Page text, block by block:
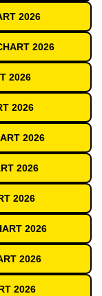
2026
2026
2026
2026
2026
2026
2026
2026
2026
2026